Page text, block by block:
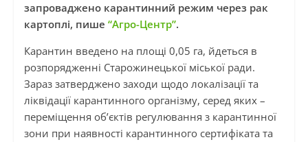
запроваджено карантинний режим через рак
картоплі, пише “Агро-Центр”.
Карантин введено на площі 0,05 га, йдеться в
розпорядженні Старожинецької міської ради.
Зараз затверджено заходи щодо локалізації та
ліквідації карантинного організму, серед яких –
переміщення об’єктів регулювання з карантинної
зони при наявності карантинного сертифіката та